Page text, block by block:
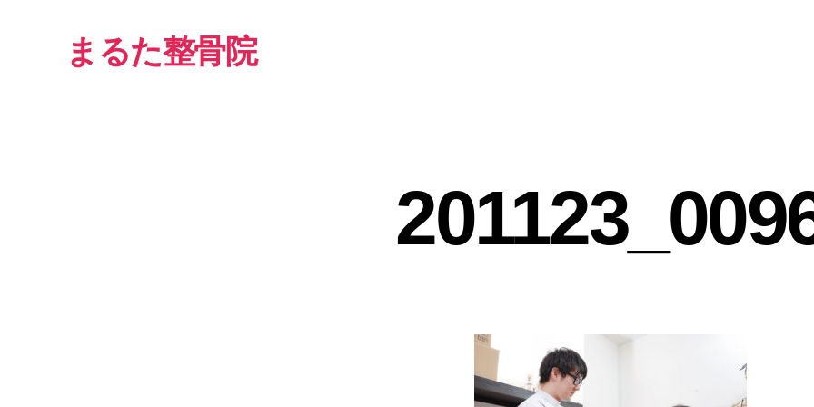
まるた整骨院